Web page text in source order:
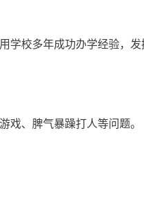
学校多年成功办学经验，发
戏、脾气暴躁打人等问题。